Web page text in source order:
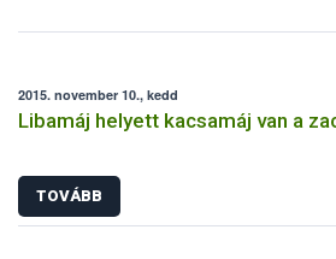
2015. november 10., kedd
Libamáj helyett kacsamáj van a
TOVÁBB